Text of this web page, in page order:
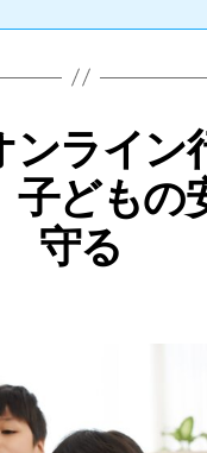
ンライン
子どもの
守る